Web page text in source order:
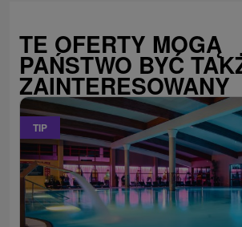
TE OFERTY MOGĄ
PAŃSTWO BYĆ
ZAINTERESOWANY
TIP